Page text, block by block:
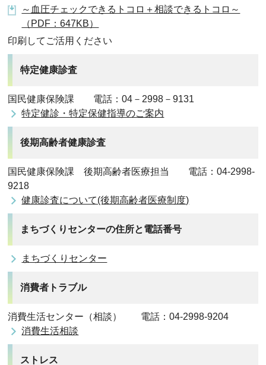
～血圧チェックできるトコロ＋相談できるトコロ～
（PDF：647KB）
印刷してご活用ください
特定健康診査
国民健康保険課 電話：04－2998－9131
特定健診・特定保健指導のご案内
後期高齢者健康診査
国民健康保険課 後期高齢者医療担当 電話：04-2998-
9218
健康診査について(後期高齢者医療制度)
まちづくりセンターの住所と電話番号
まちづくりセンター
消費者トラブル
消費生活センター（相談） 電話：04-2998-9204
消費生活相談
ストレス